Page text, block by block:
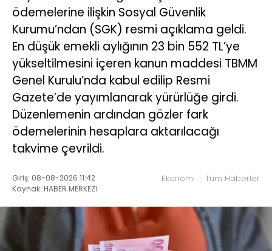
ödemelerine ilişkin Sosyal Güvenlik
Kurumu’ndan (SGK) resmi açıklama geldi.
En düşük emekli aylığının 23 bin 552 TL’ye
yükseltilmesini içeren kanun maddesi TBMM
Genel Kurulu’nda kabul edilip Resmi
Gazete’de yayımlanarak yürürlüğe girdi.
Düzenlemenin ardından gözler fark
ödemelerinin hesaplara aktarılacağı
takvime çevrildi.
Giriş: 08-08-2026 11:42
Kaynak: HABER MERKEZI
Ekonomi Tüm Haberler